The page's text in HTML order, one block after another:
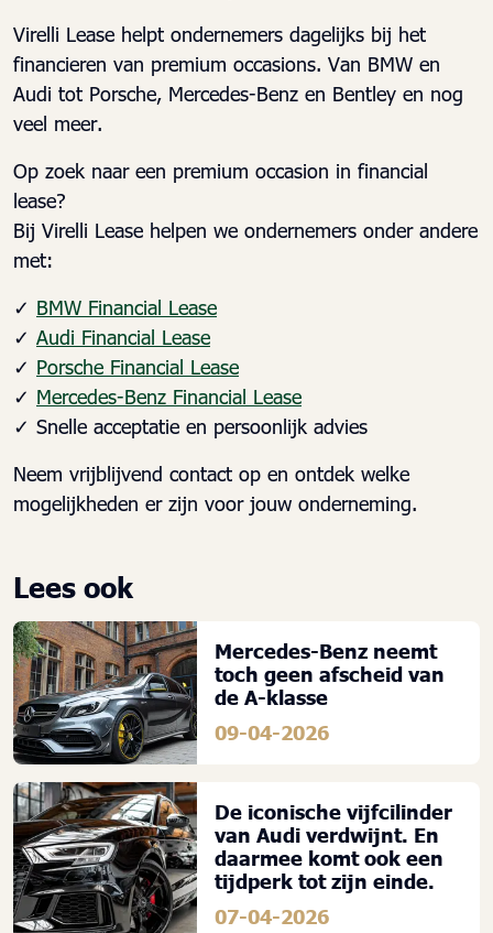
Virelli Lease helpt ondernemers dagelijks bij het
financieren van premium occasions. Van BMW en
Audi tot Porsche, Mercedes-Benz en Bentley en nog
veel meer.
Op zoek naar een premium occasion in financial
lease?
Bij Virelli Lease helpen we ondernemers onder andere
met:
✓ BMW Financial Lease
✓ Audi Financial Lease
✓ Porsche Financial Lease
✓ Mercedes-Benz Financial Lease
✓ Snelle acceptatie en persoonlijk advies
Neem vrijblijvend contact op en ontdek welke
mogelijkheden er zijn voor jouw onderneming.
Lees ook
Mercedes-Benz neemt
toch geen afscheid van
de A-klasse
09-04-2026
De iconische vijfcilinder
van Audi verdwijnt. En
daarmee komt ook een
tijdperk tot zijn einde.
07-04-2026